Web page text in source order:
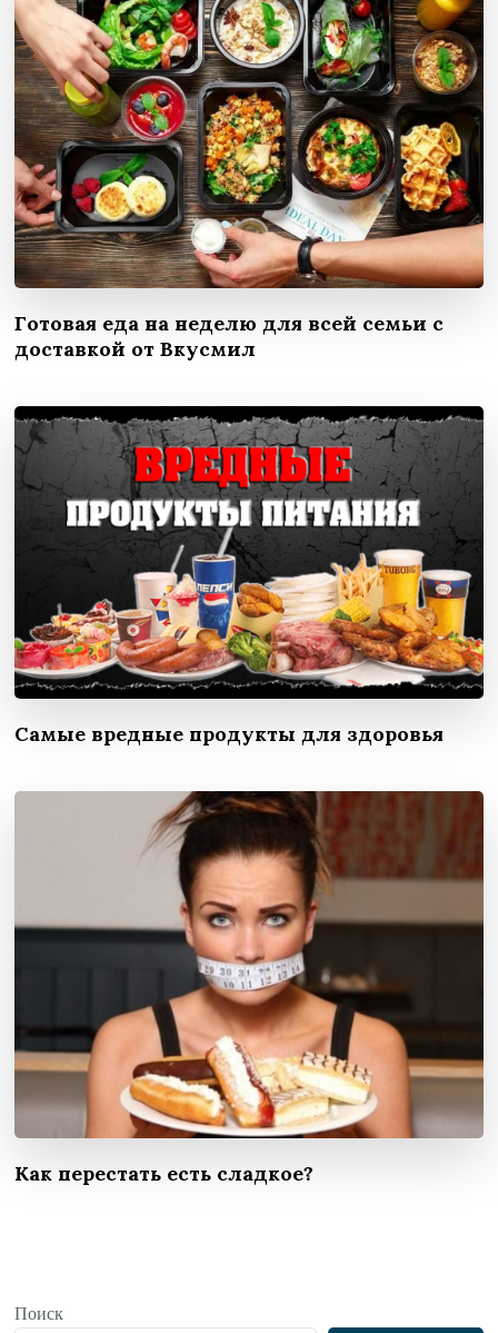
Готовая еда на неделю для всей семьи с
доставкой от Вкусмил
Самые вредные продукты для здоровья
Как перестать есть сладкое?
Поиск